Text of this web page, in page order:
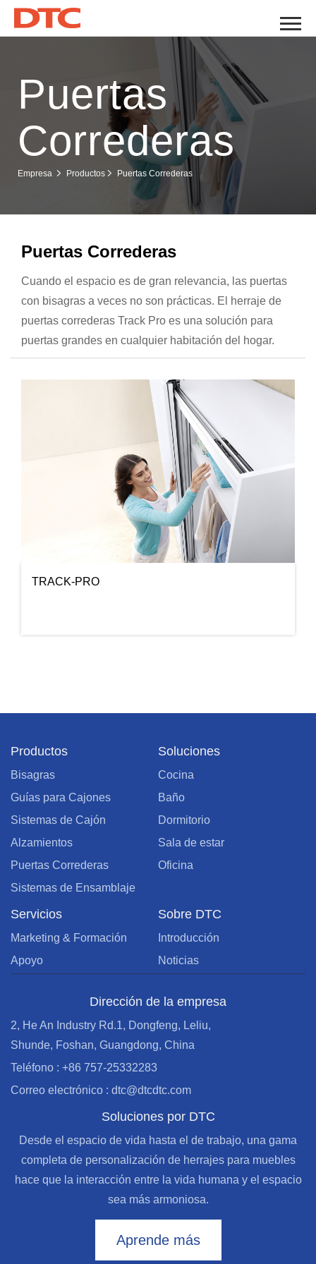
Puertas
Correderas
Empresa Productos Puertas Correderas
Puertas Correderas
Cuando el espacio es de gran relevancia, las puertas
con bisagras a veces no son prácticas. El herraje de
puertas correderas Track Pro es una solución para
puertas grandes en cualquier habitación del hogar.
TRACK-PRO
Productos
Bisagras
Guías para Cajones
Sistemas de Cajón
Alzamientos
Puertas Correderas
Sistemas de Ensamblaje
Soluciones
Cocina
Baño
Dormitorio
Sala de estar
Oficina
Servicios
Marketing & Formación
Apoyo
Sobre DTC
Introducción
Noticias
Dirección de la empresa
2, He An Industry Rd.1, Dongfeng, Leliu,
Shunde, Foshan, Guangdong, China
Teléfono : +86 757-25332283
Correo electrónico : dtc@dtcdtc.com
Soluciones por DTC
Desde el espacio de vida hasta el de trabajo, una gama
completa de personalización de herrajes para muebles
hace que la interacción entre la vida humana y el espacio
sea más armoniosa.
Aprende más